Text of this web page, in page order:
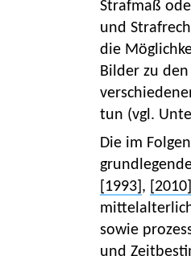
Strafmaß
und
die
Bilder zu
tun (vgl.
Die im
[1993] , [2010]
sowie
und